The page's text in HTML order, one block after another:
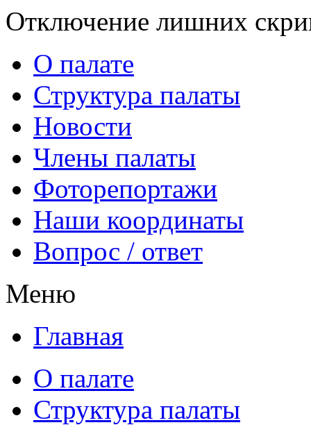
Отключение лишних
О палате
Структура палаты
Новости
Члены палаты
Фоторепортажи
Наши координаты
Вопрос / ответ
Меню
Главная
О палате
Структура палаты